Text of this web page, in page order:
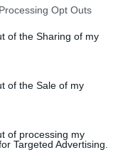
website/app uses one or
or usage behaviour.
to Google and its third-
specified purposes in
Opt Outs
of the Sharing of my
of the Sale of my
of processing my
Targeted Advertising.
színezi át
és a
pedig még a film
is
dalokban (mint a
mondunk el a
a lemez pont
ből inspirálódó
talán ridegnek